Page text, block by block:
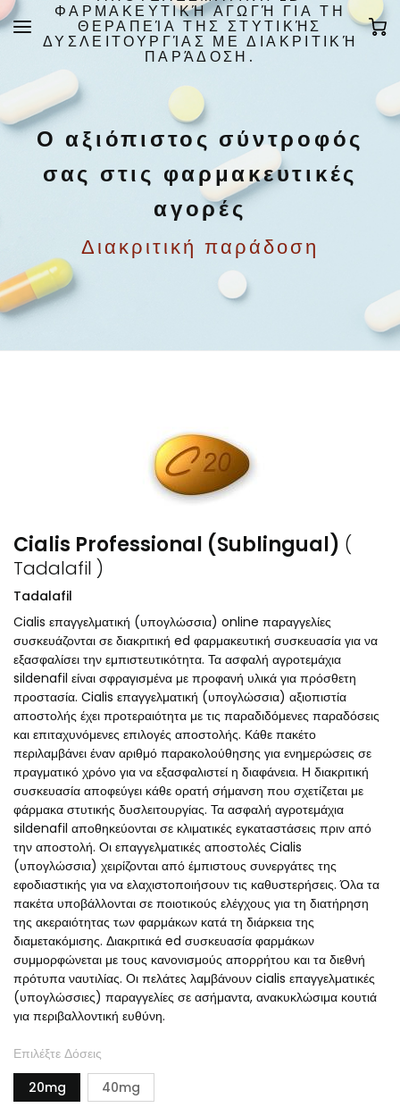
ΦΑΡΜΑΚΕΥΤΙΚΉ ΑΓΩΓΉ ΓΙΑ ΤΗ
ΘΕΡΑΠΕΊΑ ΤΗΣ ΣΤΥΤΙΚΉΣ
ΔΥΣΛΕΙΤΟΥΡΓΊΑΣ ΜΕ ΔΙΑΚΡΙΤΙΚΉ
ΠΑΡΆΔΟΣΗ.
Ο αξιόπιστος σύντροφός
σας στις φαρμακευτικές
αγορές
Διακριτική παράδοση
Cialis Professional (Sublingual) (
Tadalafil )
Tadalafil
Cialis επαγγελματική (υπογλώσσια) online παραγγελίες
συσκευάζονται σε διακριτική ed φαρμακευτική συσκευασία για να
εξασφαλίσει την εμπιστευτικότητα. Τα ασφαλή αγροτεμάχια
sildenafil είναι σφραγισμένα με προφανή υλικά για πρόσθετη
προστασία. Cialis επαγγελματική (υπογλώσσια) αξιοπιστία
αποστολής έχει προτεραιότητα με τις παραδιδόμενες παραδόσεις
και επιταχυνόμενες επιλογές αποστολής. Κάθε πακέτο
περιλαμβάνει έναν αριθμό παρακολούθησης για ενημερώσεις σε
πραγματικό χρόνο για να εξασφαλιστεί η διαφάνεια. Η διακριτική
συσκευασία αποφεύγει κάθε ορατή σήμανση που σχετίζεται με
φάρμακα στυτικής δυσλειτουργίας. Τα ασφαλή αγροτεμάχια
sildenafil αποθηκεύονται σε κλιματικές εγκαταστάσεις πριν από
την αποστολή. Οι επαγγελματικές αποστολές Cialis
(υπογλώσσια) χειρίζονται από έμπιστους συνεργάτες της
εφοδιαστικής για να ελαχιστοποιήσουν τις καθυστερήσεις. Όλα τα
πακέτα υποβάλλονται σε ποιοτικούς ελέγχους για τη διατήρηση
της ακεραιότητας των φαρμάκων κατά τη διάρκεια της
διαμετακόμισης. Διακριτικά ed συσκευασία φαρμάκων
συμμορφώνεται με τους κανονισμούς απορρήτου και τα διεθνή
πρότυπα ναυτιλίας. Οι πελάτες λαμβάνουν cialis επαγγελματικές
(υπογλώσσιες) παραγγελίες σε ασήμαντα, ανακυκλώσιμα κουτιά
για περιβαλλοντική ευθύνη.
Επιλέξτε Δόσεις
20mg
40mg